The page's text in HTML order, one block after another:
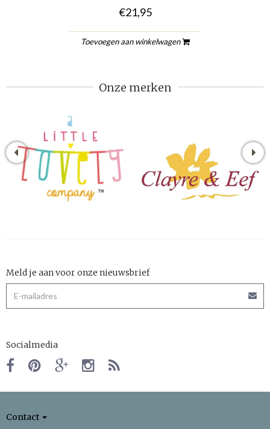
€21,95
Toevoegen aan winkelwagen
Onze merken
Meld je aan voor onze nieuwsbrief
Socialmedia
Contact